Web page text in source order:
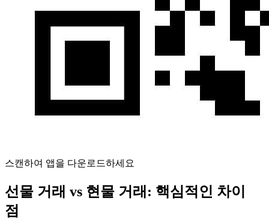
스캔하여 앱을 다운로드하세요
선물 거래 vs 현물 거래: 핵심적인 차이
점